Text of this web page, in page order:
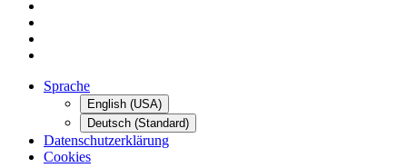
Sprache
English (USA)
Deutsch (Standard)
Datenschutzerklärung
Cookies